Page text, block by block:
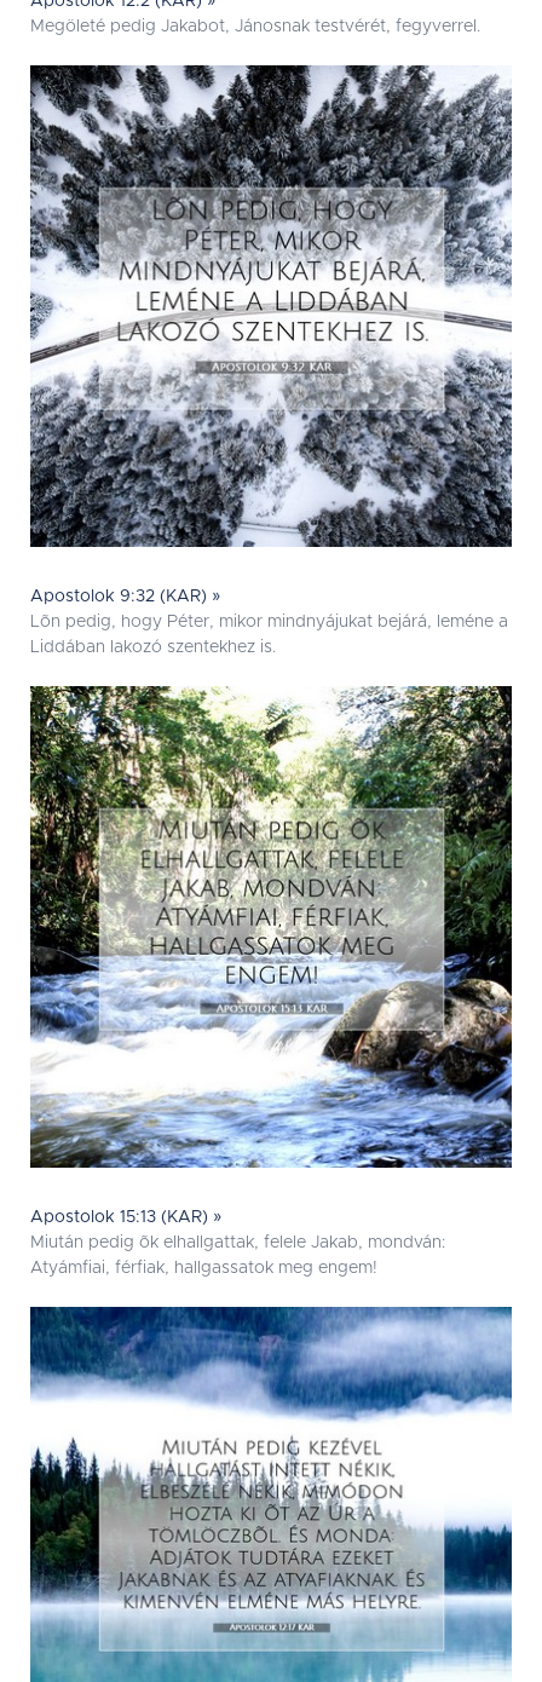
Megöleté pedig Jakabot, Jánosnak testvérét, fegyverrel.
Apostolok 9:32 (KAR) »
Lõn pedig, hogy Péter, mikor mindnyájukat bejárá, leméne a
Liddában lakozó szentekhez is.
Apostolok 15:13 (KAR) »
Miután pedig õk elhallgattak, felele Jakab, mondván:
Atyámfiai, férfiak, hallgassatok meg engem!